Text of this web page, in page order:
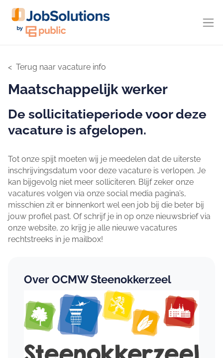
Terug naar vacature info
Maatschappelijk werker
De sollicitatieperiode voor deze
vacature is afgelopen.
Tot onze spijt moeten wij je meedelen dat de uiterste
inschrijvingsdatum voor deze vacature is verlopen. Je
kan bijgevolg niet meer solliciteren. Blijf zeker onze
vacatures volgen via onze social media pagina’s,
misschien zit er binnenkort wel een job bij die beter bij
jouw profiel past. Of schrijf je in op onze nieuwsbrief via
onze website, zo krijg je alle nieuwe vacatures
rechtstreeks in je mailbox!
Over OCMW Steenokkerzeel